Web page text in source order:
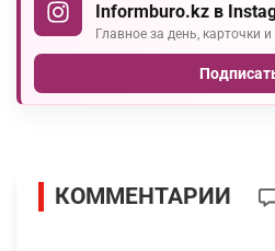
Informburo.kz в
Главное за день, карточки и
КОММЕНТАРИИ